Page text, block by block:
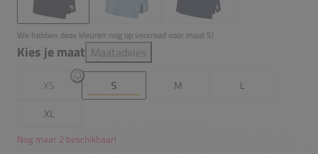
We hebben deze kleuren nog op voorraad voor maat S!
Kies je maat Maatadvies
XS S M
L
XL
Nog maar 2 beschikbaar!